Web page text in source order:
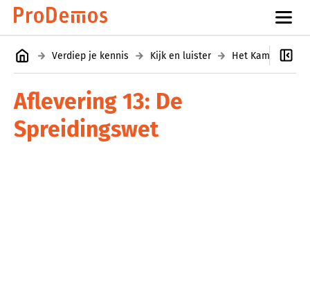
Verdiep je kennis Kijk en luister
Aflevering 13: De
Spreidingswet